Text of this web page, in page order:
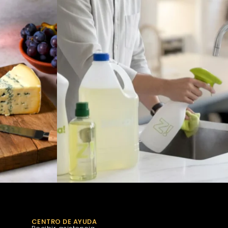
CENTRO DE AYUDA